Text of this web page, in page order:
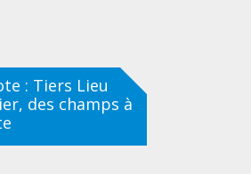
: Tiers Lieu
des champs à